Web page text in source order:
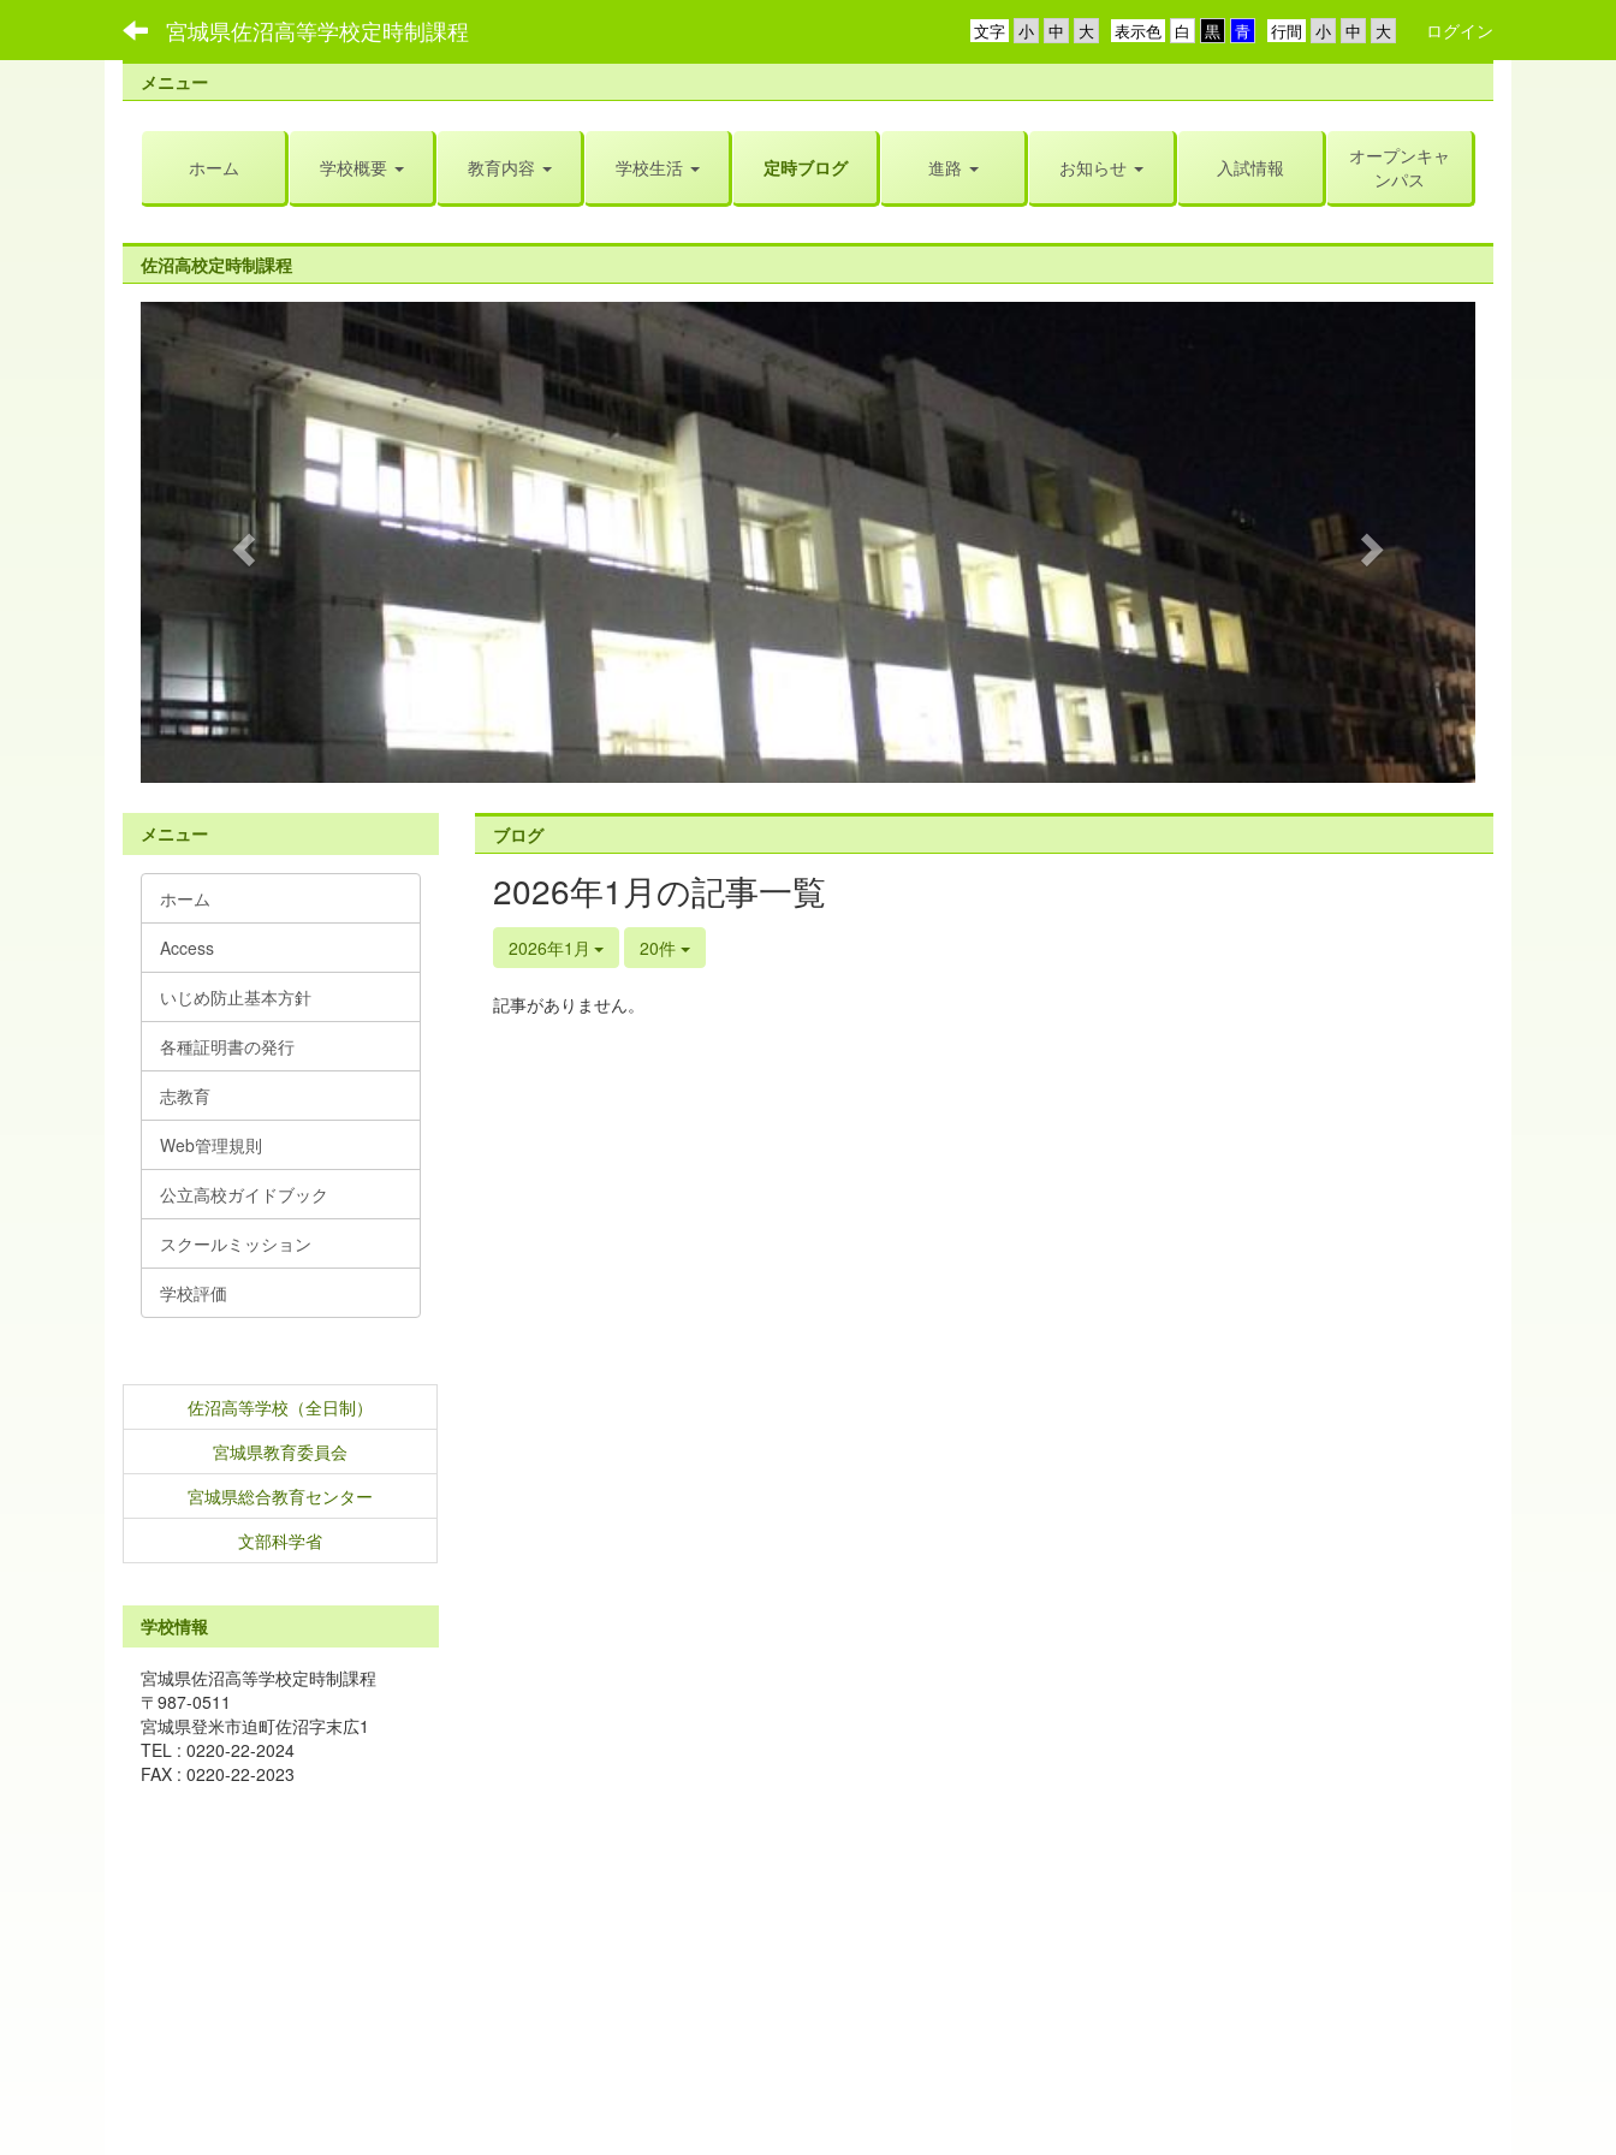
宮城県佐沼高等学校定時制課程 行間
表示色
文字 ログイン
メニュー
ホーム 学校概要 教育内容 学校生活 定時ブログ 進路 お知らせ 入試情報
オープンキャ
ンパス
佐沼高校定時制課程
r
e
v
o
u
s
ブログ
2026年1月の記事一覧
2026年1月 20件
記事がありません。
メニュー
ホーム
Access
いじめ防止基本方針
各種証明書の発行
志教育
Web管理規則
公立高校ガイドブック
スクールミッション
学校評価
佐沼高等学校（全日制）
宮城県教育委員会
宮城県総合教育センター
文部科学省
学校情報
宮城県佐沼高等学校定時制課程
〒987-0511
宮城県登米市迫町佐沼字末広1
TEL : 0220-22-2024
FAX : 0220-22-2023